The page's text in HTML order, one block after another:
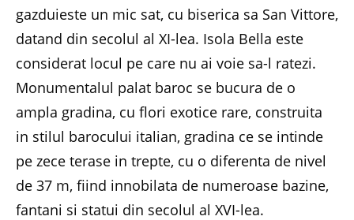
gazduieste un mic sat, cu biserica sa San Vittore,
datand din secolul al XI-lea. Isola Bella este
considerat locul pe care nu ai voie sa-l ratezi.
Monumentalul palat baroc se bucura de o
ampla gradina, cu flori exotice rare, construita
in stilul barocului italian, gradina ce se intinde
pe zece terase in trepte, cu o diferenta de nivel
de 37 m, fiind innobilata de numeroase bazine,
fantani si statui din secolul al XVI-lea.